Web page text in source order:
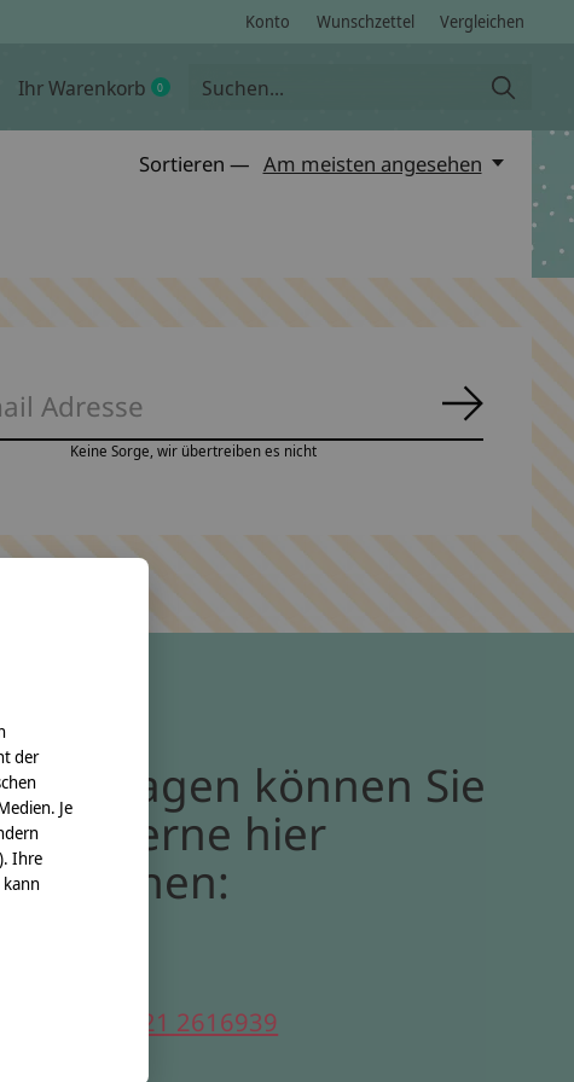
Konto Wunschzettel Vergleichen
Ihr Warenkorb 0items
Sortieren — Am meisten angesehen
Keine Sorge, wir übertreiben es nicht
Bei Fragen können Sie
uns gerne hier
erreichen:
0221 2616939
der
Je
Ihre